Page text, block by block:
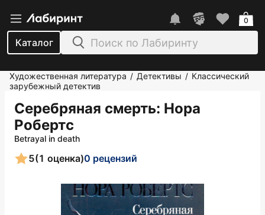
Каталог
0
Художественная литература / Детективы / Классический
зарубежный детектив
Серебряная смерть: Нора
Робертс
Betrayal in death
5(1 оценка)0 рецензий